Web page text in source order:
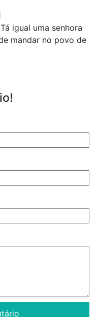
igual uma senhora
mandar no povo de